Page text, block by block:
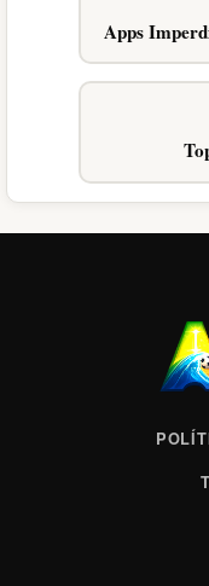
Apps